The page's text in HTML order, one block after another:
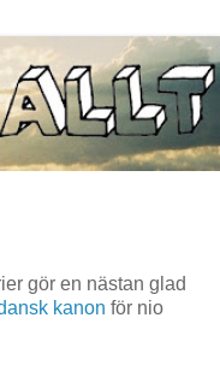
gör en nästan glad
kanon för nio